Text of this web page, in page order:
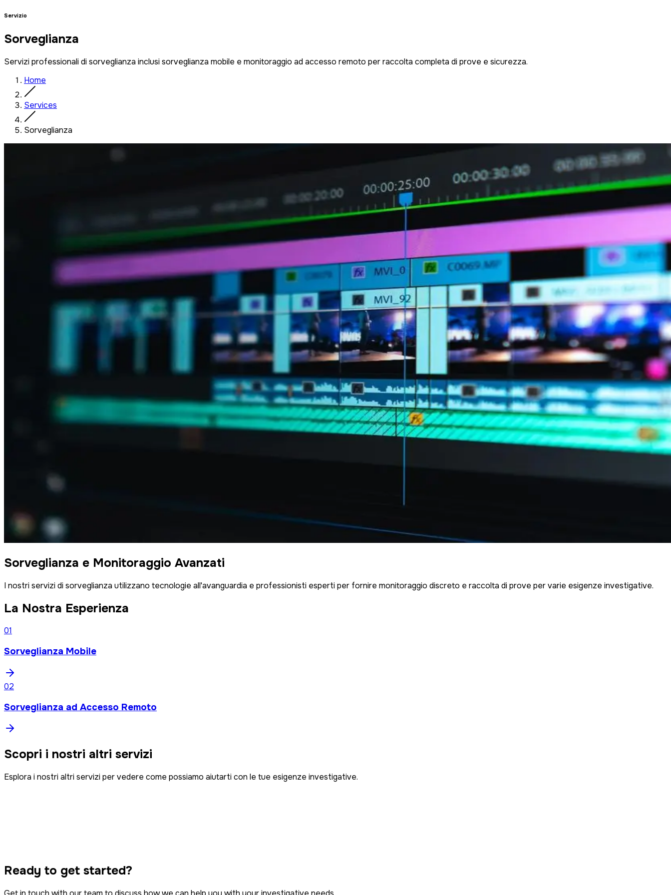
Servizio
Sorveglianza
Servizi professionali di sorveglianza inclusi sorveglianza mobile e monitoraggio ad accesso remoto per raccolta completa di prove e sicurezza.
Home
Services
Sorveglianza
Sorveglianza e Monitoraggio Avanzati
I nostri servizi di sorveglianza utilizzano tecnologie all'avanguardia e professionisti esperti per fornire monitoraggio discreto e raccolta di prove per varie esigenze investigative.
La Nostra Esperienza
01
Sorveglianza Mobile
02
Sorveglianza ad Accesso Remoto
Scopri i nostri altri servizi
Esplora i nostri altri servizi per vedere come possiamo aiutarti con le tue esigenze investigative.
Azione Collettiva
Forensica Informatica
Ready to get started?